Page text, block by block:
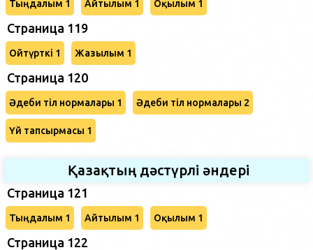
Тыңдалым 1 Айтылым 1 Оқылым 1
Страница 119
Ойтүрткі 1 Жазылым 1
Страница 120
Әдеби тіл нормалары 1 Әдеби тіл нормалары 2
Үй тапсырмасы 1
Қазақтың дәстүрлі әндері
Страница 121
Тыңдалым 1 Айтылым 1 Оқылым 1
Страница 122